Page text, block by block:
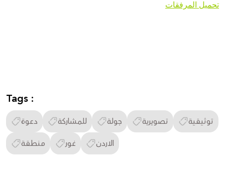
تحميل المرفقات
Tags :
دعوة للمشاركة جولة تصويرية
توثيقية
منطقة
غور الاردن